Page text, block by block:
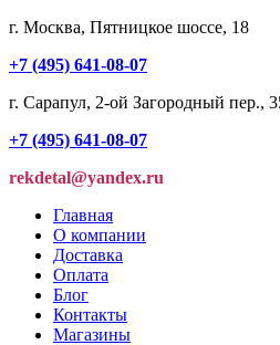
г. Москва, Пятницкое шоссе, 18
+7 (495) 641-08-07
г. Сарапул, 2-ой Загородный пер.,
+7 (495) 641-08-07
rekdetal@yandex.ru
Главная
О компании
Доставка
Оплата
Блог
Контакты
Магазины